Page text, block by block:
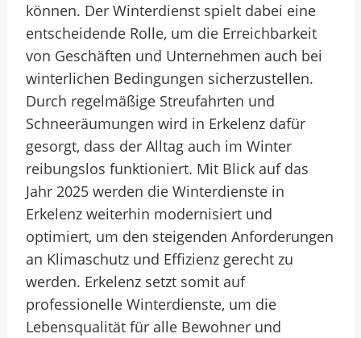
können. Der Winterdienst spielt dabei eine
entscheidende Rolle, um die Erreichbarkeit
von Geschäften und Unternehmen auch bei
winterlichen Bedingungen sicherzustellen.
Durch regelmäßige Streufahrten und
Schneeräumungen wird in Erkelenz dafür
gesorgt, dass der Alltag auch im Winter
reibungslos funktioniert. Mit Blick auf das
Jahr 2025 werden die Winterdienste in
Erkelenz weiterhin modernisiert und
optimiert, um den steigenden Anforderungen
an Klimaschutz und Effizienz gerecht zu
werden. Erkelenz setzt somit auf
professionelle Winterdienste, um die
Lebensqualität für alle Bewohner und